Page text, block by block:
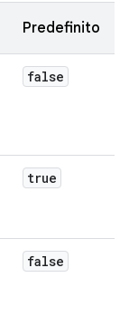
Predefinito
false
true
false